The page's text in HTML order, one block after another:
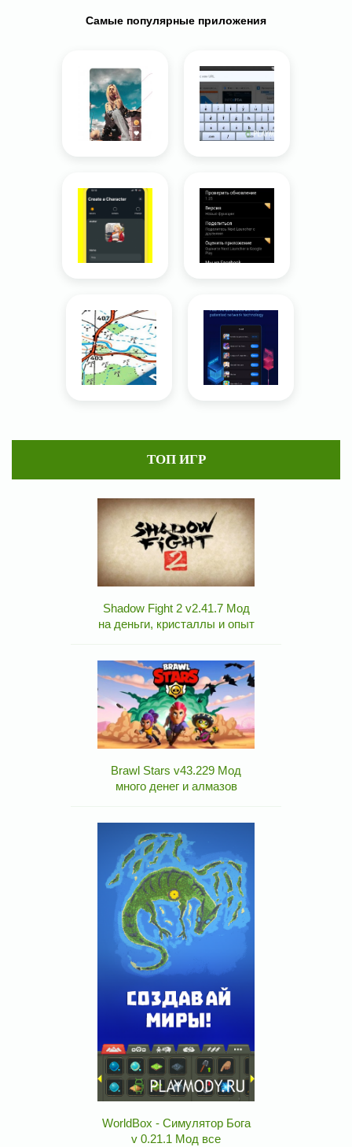
Самые популярные приложения
ТОП ИГР
Shadow Fight 2 v2.41.7 Мод
на деньги, кристаллы и опыт
Brawl Stars v43.229 Мод
много денег и алмазов
WorldBox - Симулятор Бога
v 0.21.1 Мод все